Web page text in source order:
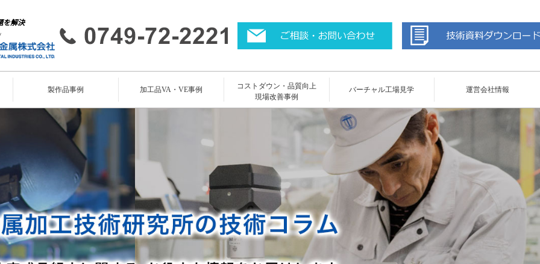
解決
製作品事例 加工品VA・VE事例
コストダウン・品質向上
現場改善事例
バーチャル工場見学 運営会社情報